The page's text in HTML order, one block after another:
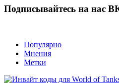
Подписывайтесь на нас
Популярно
Мнения
Метки